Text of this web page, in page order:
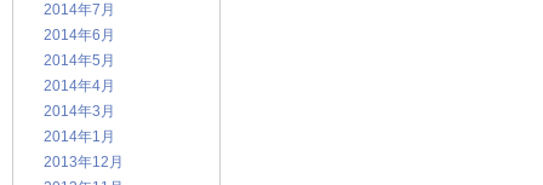
2014年7月
2014年6月
2014年5月
2014年4月
2014年3月
2014年1月
2013年12月